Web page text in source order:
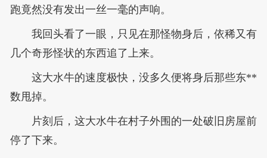
跑竟然没有发出一丝一毫的声响。
我回头看了一眼，只见在那怪物身后，依稀又有
几个奇形怪状的东西追了上来。
这大水牛的速度极快，没多久便将身后那些东**
数甩掉。
片刻后，这大水牛在村子外围的一处破旧房屋前
停了下来。